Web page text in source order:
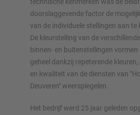
doorslaggevende factor de
van de individuele stellingen aan te
De kleurstelling van de
binnen- en buitenstellingen
geheel dankzij repeterende
en kwaliteit van de diensten van
Deuveren" weerspiegelen.
Het bedrijf werd 25 jaar geleden
OVERZICHT VAN
Palletstellingen
Stellingenhal
Verticale opslag